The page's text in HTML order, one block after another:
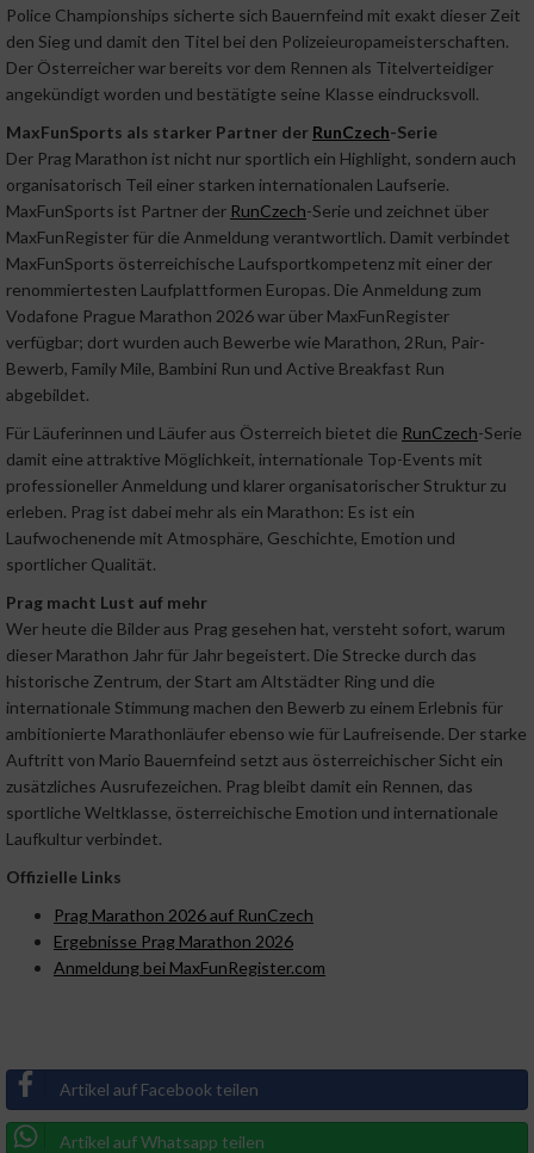
Police Championships sicherte sich Bauernfeind mit exakt dieser Zeit
den Sieg und damit den Titel bei den Polizeieuropameisterschaften.
Der Österreicher war bereits vor dem Rennen als Titelverteidiger
angekündigt worden und bestätigte seine Klasse eindrucksvoll.
MaxFunSports als starker Partner der RunCzech-Serie
Der Prag Marathon ist nicht nur sportlich ein Highlight, sondern auch
organisatorisch Teil einer starken internationalen Laufserie.
MaxFunSports ist Partner der RunCzech-Serie und zeichnet über
MaxFunRegister für die Anmeldung verantwortlich. Damit verbindet
MaxFunSports österreichische Laufsportkompetenz mit einer der
renommiertesten Laufplattformen Europas. Die Anmeldung zum
Vodafone Prague Marathon 2026 war über MaxFunRegister
verfügbar; dort wurden auch Bewerbe wie Marathon, 2Run, Pair-
Bewerb, Family Mile, Bambini Run und Active Breakfast Run
abgebildet.
Für Läuferinnen und Läufer aus Österreich bietet die RunCzech-Serie
damit eine attraktive Möglichkeit, internationale Top-Events mit
professioneller Anmeldung und klarer organisatorischer Struktur zu
erleben. Prag ist dabei mehr als ein Marathon: Es ist ein
Laufwochenende mit Atmosphäre, Geschichte, Emotion und
sportlicher Qualität.
Prag macht Lust auf mehr
Wer heute die Bilder aus Prag gesehen hat, versteht sofort, warum
dieser Marathon Jahr für Jahr begeistert. Die Strecke durch das
historische Zentrum, der Start am Altstädter Ring und die
internationale Stimmung machen den Bewerb zu einem Erlebnis für
ambitionierte Marathonläufer ebenso wie für Laufreisende. Der starke
Auftritt von Mario Bauernfeind setzt aus österreichischer Sicht ein
zusätzliches Ausrufezeichen. Prag bleibt damit ein Rennen, das
sportliche Weltklasse, österreichische Emotion und internationale
Laufkultur verbindet.
Offizielle Links
Prag Marathon 2026 auf RunCzech
Ergebnisse Prag Marathon 2026
Anmeldung bei MaxFunRegister.com
Artikel auf Facebook teilen
Artikel auf Whatsapp teilen